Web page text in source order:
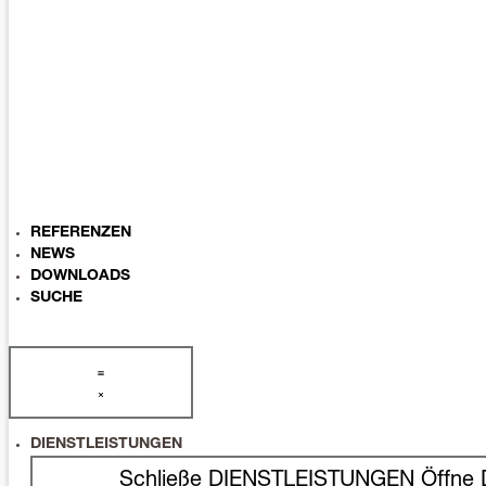
REFERENZEN
NEWS
DOWNLOADS
SUCHE
DIENSTLEISTUNGEN
Schließe DIENSTLEISTUNGEN Öffne